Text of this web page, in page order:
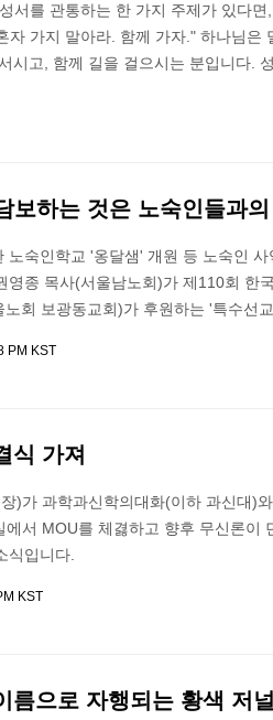
서를 관통하는 한 가지 주제가 있다
자 가지 말아라. 함께 가자." 하나님은
시고, 함께 길을 걸으시는 분입니다.
보하는 것은 노숙인들과
노숙인학교 '옹달샘' 개원 등 노숙인
영종 목사(서울남노회)가 제110회 한
회 보광동교회)가 후원하는 '특수선
PM KST
식 가져
)가 과학과신학의대화(이하 과신대)
서 MOU를 체겷하고 향후 무신론이
식입니다.
KST
름으로 자행되는 황색 저